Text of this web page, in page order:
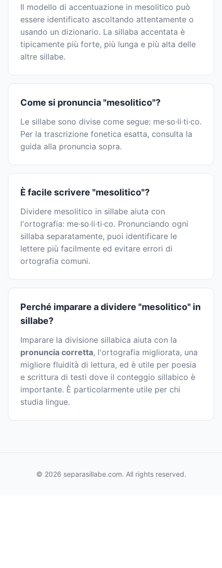
Il modello di accentuazione in mesolitico può
essere identificato ascoltando attentamente o
usando un dizionario. La sillaba accentata è
tipicamente più forte, più lunga e più alta delle
altre sillabe.
Come si pronuncia "mesolitico"?
Le sillabe sono divise come segue: me·so·li·ti·co.
Per la trascrizione fonetica esatta, consulta la
guida alla pronuncia sopra.
È facile scrivere "mesolitico"?
Dividere mesolitico in sillabe aiuta con
l'ortografia: me·so·li·ti·co. Pronunciando ogni
sillaba separatamente, puoi identificare le
lettere più facilmente ed evitare errori di
ortografia comuni.
Perché imparare a dividere "mesolitico" in
sillabe?
Imparare la divisione sillabica aiuta con la
pronuncia corretta, l'ortografia migliorata, una
migliore fluidità di lettura, ed è utile per poesia
e scrittura di testi dove il conteggio sillabico è
importante. È particolarmente utile per chi
studia lingue.
© 2026 separasillabe.com. All rights reserved.